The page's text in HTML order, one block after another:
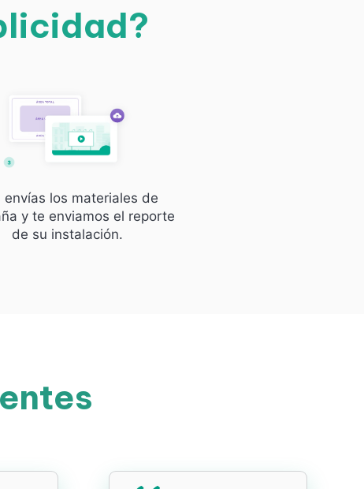
envías los materiales de
y te enviamos el reporte
de su instalación.